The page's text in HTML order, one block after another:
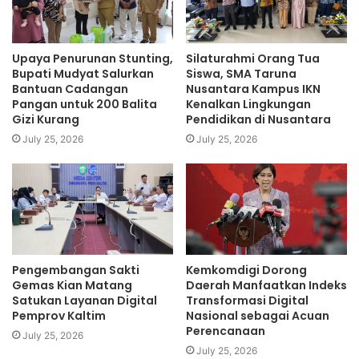
pejabat negara yang setiap hari selalu berkelit
membenarkan diri sendiri dan menyalahkan orang lain?
Untuk apa menghidupi diri sendiri dan keluarganya dari
uang rakyat tapi pada saat yang sama menghianati amanah
rakyat?
Mari kita renungkan bersama, betapa suatu bangsa akan
nilai kepantasan yang hidup dan aspiratif dalam masyarakat
yang secara ideologis Pancasilais. Dalam sejarah
perjalanan politik bangsa Indonesia, Bung Karno tumbang
karena ia membela komunis melalui Nasakomnya. Bung
Karno dibela dan dicinta, namun di saat dia bertindak diluar
batas kepantasan publik, Tokoh Proklamator yang terkenal
sangat jantan dan penyuka wanita cantik itu akhirnya
tumbang juga.
Upaya Penurunan Stunting,
Bupati Mudyat Salurkan
Bantuan Cadangan
Pangan untuk 200 Balita
Gizi Kurang
July 25, 2026
Silaturahmi Orang Tua
Siswa, SMA Taruna
Nusantara Kampus IKN
Kenalkan Lingkungan
Pendidikan di Nusantara
July 25, 2026
Pengembangan Sakti
Gemas Kian Matang
Satukan Layanan Digital
Pemprov Kaltim
July 25, 2026
Kemkomdigi Dorong
Daerah Manfaatkan Indeks
Transformasi Digital
Nasional sebagai Acuan
Perencanaan
July 25, 2026